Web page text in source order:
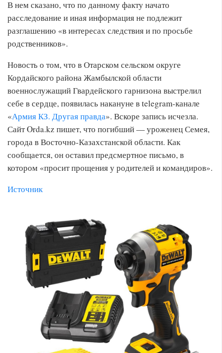
В нем сказано, что по данному факту начато
расследование и иная информация не подлежит
разглашению «в интересах следствия и по просьбе
родственников».
Новость о том, что в Отарском сельском округе
Кордайского района Жамбылской области
военнослужащий Гвардейского гарнизона выстрелил
себе в сердце, появилась накануне в telegram-канале
«Армия КЗ. Другая правда». Вскоре запись исчезла.
Сайт Orda.kz пишет, что погибший — уроженец Семея,
города в Восточно-Казахстанской области. Как
сообщается, он оставил предсмертное письмо, в
котором «просит прощения у родителей и командиров».
Источник